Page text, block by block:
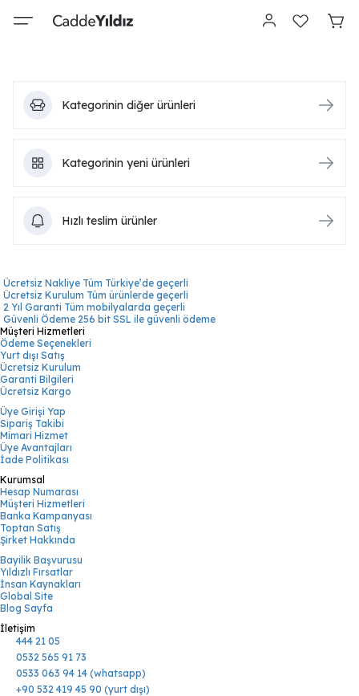
Kategorinin diğer ürünleri
Kategorinin yeni ürünleri
Hızlı teslim ürünler
Ücretsiz Nakliye Tüm Türkiye’de geçerli
Ücretsiz Kurulum Tüm ürünlerde geçerli
2 Yıl Garanti Tüm mobilyalarda geçerli
Güvenli Ödeme 256 bit SSL ile güvenli ödeme
Müşteri Hizmetleri
Ödeme Seçenekleri
Yurt dışı Satış
Ücretsiz Kurulum
Garanti Bilgileri
Ücretsiz Kargo
Üye Girişi Yap
Sipariş Takibi
Mimari Hizmet
Üye Avantajları
İade Politikası
Kurumsal
Hesap Numarası
Müşteri Hizmetleri
Banka Kampanyası
Toptan Satış
Şirket Hakkında
Bayilik Başvurusu
Yıldızlı Fırsatlar
İnsan Kaynakları
Global Site
Blog Sayfa
İletişim
444 21 05
0532 565 91 73
0533 063 94 14 (whatsapp)
+90 532 419 45 90 (yurt dışı)